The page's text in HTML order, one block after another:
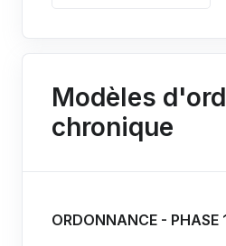
Modèles
chronique
ORDONNANCE -